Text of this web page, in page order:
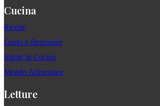
Cucina
Ricette
Gusto e Benessere
Salute in Cucina
Mondo Alimentare
Letture